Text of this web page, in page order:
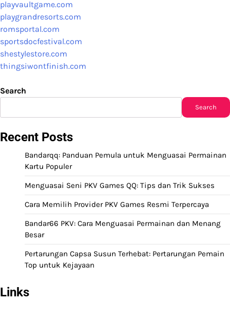
playvaultgame.com
playgrandresorts.com
romsportal.com
sportsdocfestival.com
shestylestore.com
thingsiwontfinish.com
Search
Search
Recent Posts
Bandarqq: Panduan Pemula untuk Menguasai Permainan
Kartu Populer
Menguasai Seni PKV Games QQ: Tips dan Trik Sukses
Cara Memilih Provider PKV Games Resmi Terpercaya
Bandar66 PKV: Cara Menguasai Permainan dan Menang
Besar
Pertarungan Capsa Susun Terhebat: Pertarungan Pemain
Top untuk Kejayaan
Links